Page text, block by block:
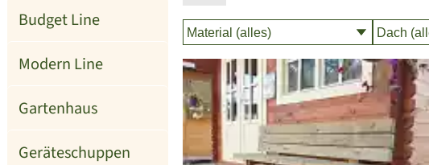
Budget Line
Modern Line
Gartenhaus
Geräteschuppen